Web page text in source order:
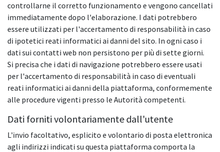
controllarne il corretto funzionamento e vengono cancellati
immediatamente dopo l'elaborazione. I dati potrebbero
essere utilizzati per l'accertamento di responsabilità in caso
di ipotetici reati informatici ai danni del sito. In ogni caso i
dati sui contatti web non persistono per più di sette giorni.
Si precisa che i dati di navigazione potrebbero essere usati
per l'accertamento di responsabilità in caso di eventuali
reati informatici ai danni della piattaforma, conformemente
alle procedure vigenti presso le Autorità competenti.
Dati forniti volontariamente dall'utente
L'invio facoltativo, esplicito e volontario di posta elettronica
agli indirizzi indicati su questa piattaforma comporta la